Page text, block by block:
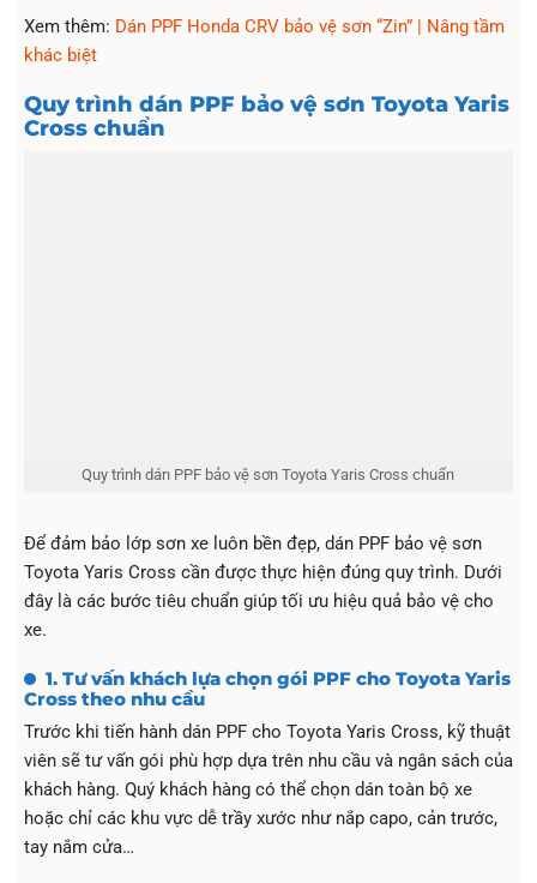
Xem thêm: Dán PPF Honda CRV bảo vệ sơn “Zin” | Nâng tầm
khác biệt
Quy trình dán PPF bảo vệ sơn Toyota Yaris
Cross chuẩn
Quy trình dán PPF bảo vệ sơn Toyota Yaris Cross chuẩn
Để đảm bảo lớp sơn xe luôn bền đẹp, dán PPF bảo vệ sơn
Toyota Yaris Cross cần được thực hiện đúng quy trình. Dưới
đây là các bước tiêu chuẩn giúp tối ưu hiệu quả bảo vệ cho
xe.
1. Tư vấn khách lựa chọn gói PPF cho Toyota Yaris
Cross theo nhu cầu
Trước khi tiến hành dán PPF cho Toyota Yaris Cross, kỹ thuật
viên sẽ tư vấn gói phù hợp dựa trên nhu cầu và ngân sách của
khách hàng. Quý khách hàng có thể chọn dán toàn bộ xe
hoặc chỉ các khu vực dễ trầy xước như nắp capo, cản trước,
tay nắm cửa…